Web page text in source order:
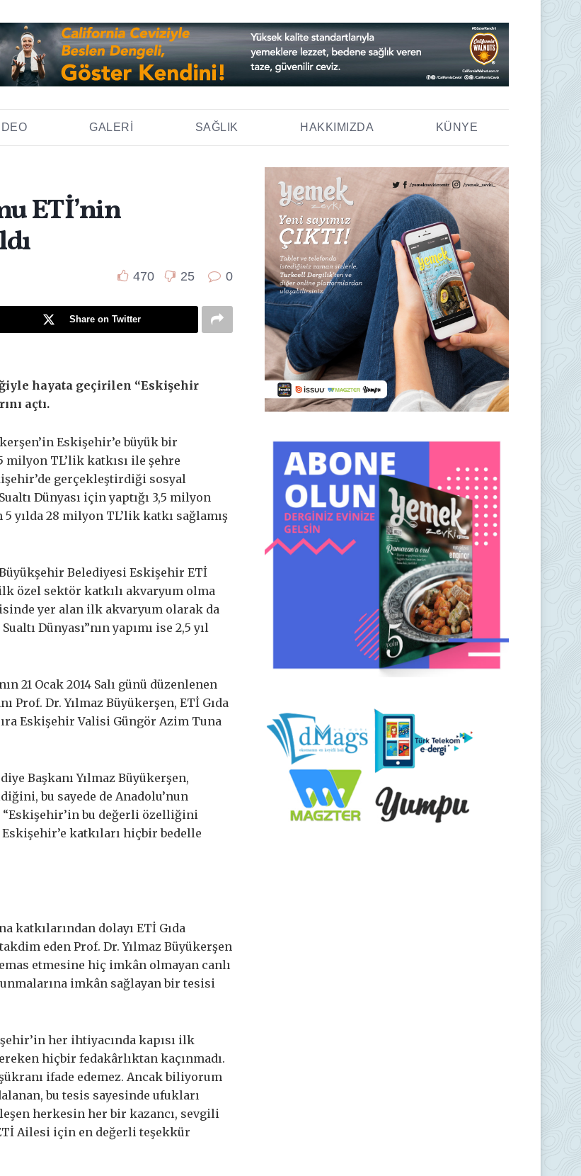
GALERI SAĞLIK HAKKIMIZDA KÜNYE
ETİ’nin
470 25 0
Share on Twitter
hayata geçirilen “Eskişehir
açtı.
Eskişehir’e büyük bir
TL’lik katkısı ile şehre
gerçekleştirdiği sosyal
Dünyası için yaptığı 3,5 milyon
yılda 28 milyon TL’lik katkı sağlamış
Belediyesi Eskişehir ETİ
özel sektör katkılı akvaryum olma
yer alan ilk akvaryum olarak da
Dünyası”nın yapımı ise 2,5 yıl
21 Ocak 2014 Salı günü düzenlenen
Prof. Dr. Yılmaz Büyükerşen, ETİ Gıda
Eskişehir Valisi Güngör Azim Tuna
Başkanı Yılmaz Büyükerşen,
bu sayede de Anadolu’nun
“Eskişehir’in bu değerli özelliğini
katkıları hiçbir bedelle
katkılarından dolayı ETİ Gıda
eden Prof. Dr. Yılmaz Büyükerşen
etmesine hiç imkân olmayan canlı
imkân sağlayan bir tesisi
her ihtiyacında kapısı ilk
hiçbir fedakârlıktan kaçınmadı.
ifade edemez. Ancak biliyorum
bu tesis sayesinde ufukları
herkesin her bir kazancı, sevgili
Ailesi için en değerli teşekkür